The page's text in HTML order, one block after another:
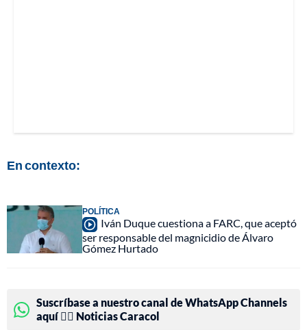
En contexto:
POLÍTICA
Iván Duque cuestiona a FARC, que aceptó
ser responsable del magnicidio de Álvaro
Gómez Hurtado
Suscríbase a nuestro canal de WhatsApp Channels
aquí 👉🏻 Noticias Caracol